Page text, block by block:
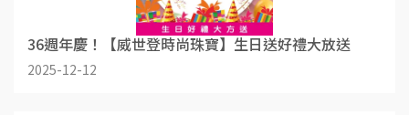
36週年慶！【威世登時尚珠寶】生日送好禮大放送
2025-12-12